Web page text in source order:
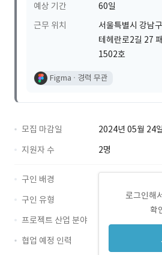
예상 기간
60일
근무 위치
서울특별시 강남
테헤란로2길 27
1502호
Figma 경력 무관
모집 마감일
2024년 05월 24일
지원자 수
2명
로그인해
확
구인 배경
구인 유형
프로젝트 산업 분야
협업 예정 인력